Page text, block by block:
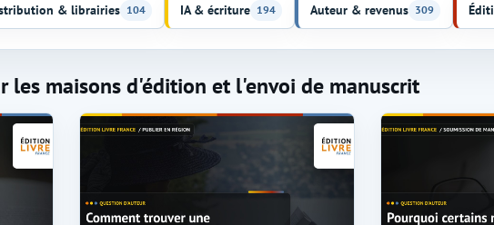
& librairies 104 IA & écriture 194 Auteur & revenus 309
les maisons d'édition et l'envoi de manuscrit